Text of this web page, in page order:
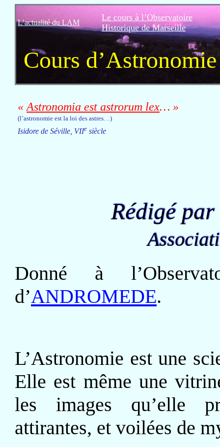
L’actualité du LAM
Le cours à l’Observatoire
Historique de Marseille
Cours
Astronomia est astrorum lex…
(l’astronomie est la loi des astres…)
Isidore de Séville, VIIe siècle
Rédigé
Donné à
d’ANDROMEDE.
L’Astronomie est une
Elle est même une
les images qu’elle
attirantes, et voilées de